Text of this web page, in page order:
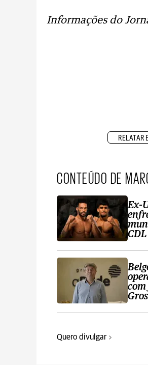
Informações do
RELATAR
CONTEÚDO DE
Ex-
Quero divulgar